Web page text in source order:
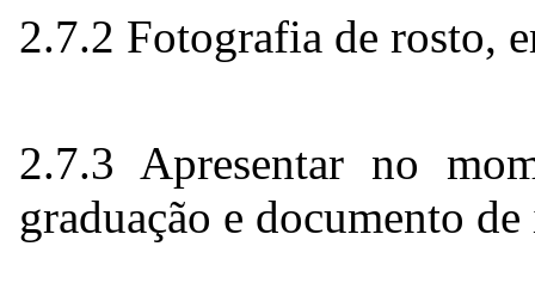
2.7.2 Fotografia de rosto,
2.7.3 Apresentar no
graduação e documento